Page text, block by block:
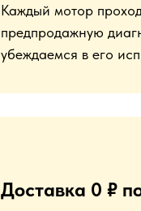
Каждый мотор
предпродажную
убеждаемся в его
Доставка 0 ₽